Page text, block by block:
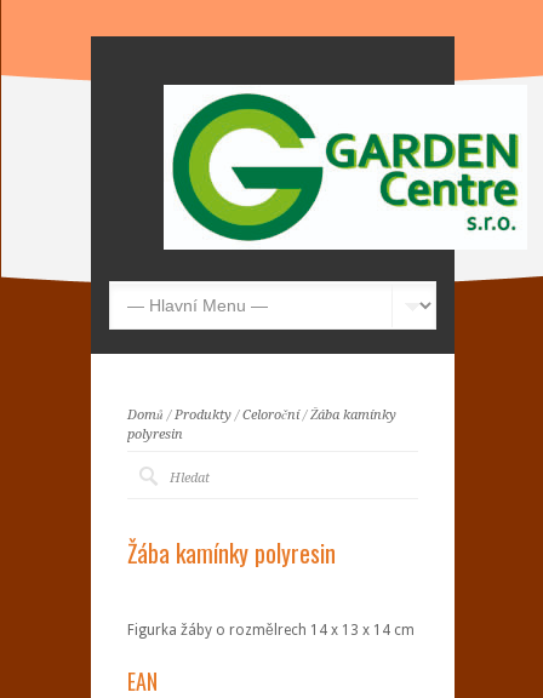
Domů /Produkty/Celoroční/Žába kamínky
polyresin
Žába kamínky polyresin
Figurka žáby o rozmělrech 14 x 13 x 14 cm
EAN